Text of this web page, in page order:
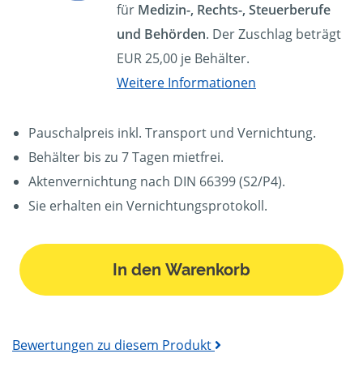
für Medizin-, Rechts-, Steuerberufe
und Behörden. Der Zuschlag beträgt
EUR 25,00 je Behälter.
Weitere Informationen
Pauschalpreis inkl. Transport und Vernichtung.
Behälter bis zu 7 Tagen mietfrei.
Aktenvernichtung nach DIN 66399 (S2/P4).
Sie erhalten ein Vernichtungsprotokoll.
In den Warenkorb
Bewertungen zu diesem Produkt